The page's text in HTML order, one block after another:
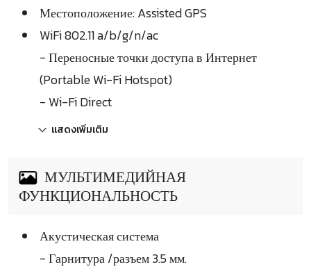
Местоположение: Assisted GPS
WiFi 802.11 a/b/g/n/ac
- Переносные точки доступа в Интернет
(Portable Wi-Fi Hotspot)
- Wi-Fi Direct
แสดงเพิ่มเติม
МУЛЬТИМЕДИЙНАЯ
ФУНКЦИОНАЛЬНОСТЬ
Акустическая система
- Гарнитура /разъем 3.5 мм.